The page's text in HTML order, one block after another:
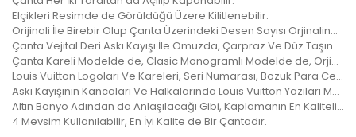
Elçikleri Resimde de Görüldüğü Üzere Kilitlenebilir.
Orijinali İle Birebir Olup Çanta Üzerindeki Desen Sayısı Orjinalinde ki İle Aynıdır.
Çanta Vejital Deri Askı Kayışı İle Omuzda, Çarpraz Ve Düz Taşınabilir.
Çanta Kareli Modelde de, Clasic Monogramlı Modelde de, Orjinalinde ki Kare Sayısı İle Çantamızdaki Kare Sayıları Eşittir.
Louis Vuitton Logoları Ve Kareleri, Seri Numarası, Bozuk Para Cebi İle Birebir Aynıdır.
Askı Kayışının Kancaları Ve Halkalarında Louis Vuitton Yazıları Mevcuttur Ve Metal Aksamları Altın Banyodur.
Altın Banyo Adından da Anlaşılacağı Gibi, Kaplamanın En Kaliteli Olanıdır. Ömürlüktür, Yıllarca Kararmaz, Sararmaz.
4 Mevsim Kullanılabilir, En İyi Kalite de Bir Çantadır.